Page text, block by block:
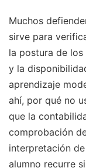
Muchos
sirve para
la postura de
y la
aprendizaje
ahí, por qué no
que la
comprobación
interpretación
alumno recurre